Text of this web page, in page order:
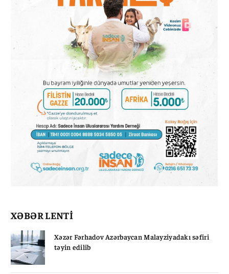
XƏBƏR LENTİ
Xəzər Fərhadov Azərbaycan Malayziyadakı səfiri
təyin edilib